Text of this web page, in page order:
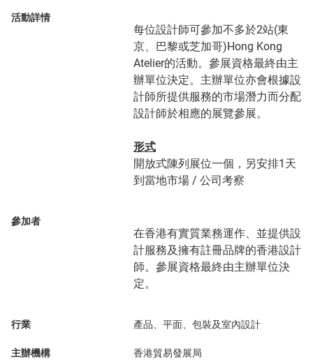
活動詳情
每位設計師可參加不多於2站(東
京、巴黎或芝加哥)Hong Kong
Atelier的活動。參展資格最終由主
辦單位決定。主辦單位亦會根據設
計師所提供服務的市場潛力而分配
設計師於相應的展覽參展。
形式
開放式陳列展位一個，另安排1天
到當地市場 / 公司考察
參加者
在香港有實質業務運作、並提供設
計服務及擁有註冊品牌的香港設計
師。參展資格最終由主辦單位決
定。
行業 產品、平面、包裝及室內設計
主辦機構 香港貿易發展局